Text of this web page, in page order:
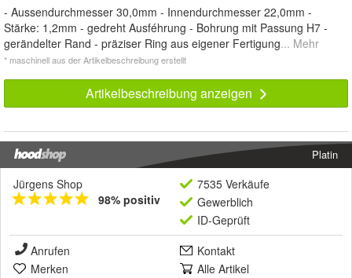
- Aussendurchmesser 30,0mm - Innendurchmesser 22,0mm -
Stärke: 1,2mm - gedreht Ausféhrung - Bohrung mit Passung H7 -
gerändelter Rand - präziser Ring aus eigener Fertigung... Mehr
* maschinell aus der Artikelbeschreibung erstellt
Artikelbeschreibung anzeigen
Platin
Jürgens Shop
98% positiv
7535 Verkäufe
Gewerblich
ID-Geprüft
Anrufen
Kontakt
Merken
Alle Artikel